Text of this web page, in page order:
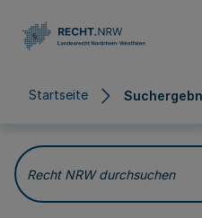
Startseite
Recht NRW durchsuchen